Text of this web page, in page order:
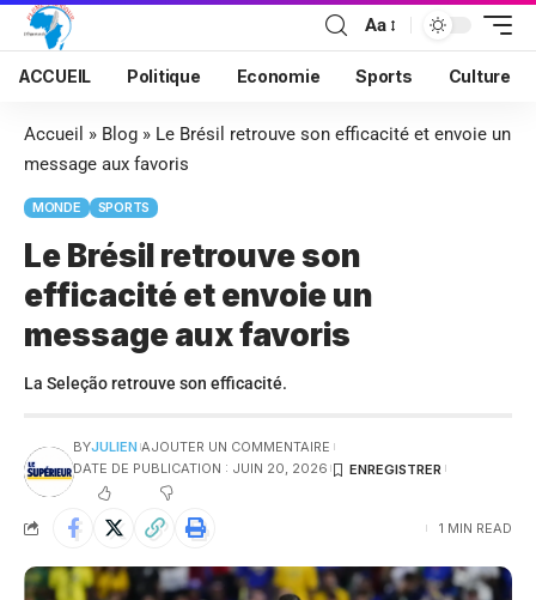
Aa
ACCUEIL Politique Economie Sports Culture
Accueil » Blog » Le Brésil retrouve son efficacité et envoie un
message aux favoris
MONDE SPORTS
Le Brésil retrouve son
efficacité et envoie un
message aux favoris
La Seleção retrouve son efficacité.
BYJULIEN AJOUTER UN COMMENTAIRE
DATE DE PUBLICATION : JUIN 20, 2026
1 MIN READ